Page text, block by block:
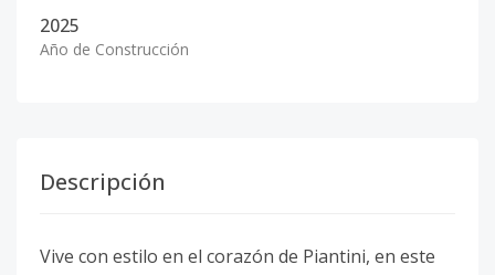
2025
Año de Construcción
Descripción
Vive con estilo en el corazón de Piantini, en este